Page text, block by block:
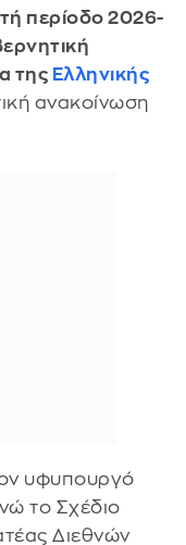
περίοδο 2026-
της Ελληνικής
ανακοίνωση
υφυπουργό
το Σχέδιο
Διεθνών